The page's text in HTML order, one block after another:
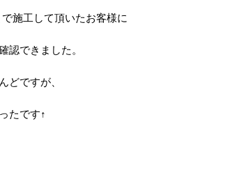
施工して頂いたお客様に
認できました。
どですが、
たです↑